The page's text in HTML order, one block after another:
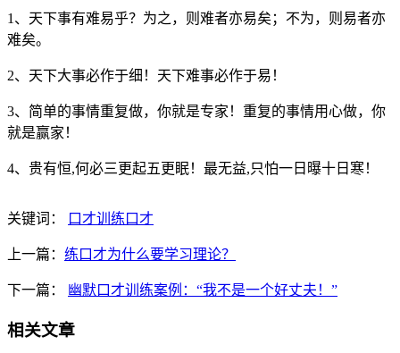
1、天下事有难易乎？为之，则难者亦易矣；不为，则易者亦
难矣。
2、天下大事必作于细！天下难事必作于易！
3、简单的事情重复做，你就是专家！重复的事情用心做，你
就是赢家！
4、贵有恒,何必三更起五更眠！最无益,只怕一日曝十日寒！
关键词： 口才训练 口才
上一篇： 练口才为什么要学习理论？
下一篇： 幽默口才训练案例：“我不是一个好丈夫！”
相关文章